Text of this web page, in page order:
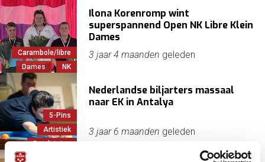
Carambole/libre
Dames
NK
Ilona Korenromp wint
superspannend Open NK Libre Klein
Dames
3 jaar 4 maanden geleden
5-Pins
Artistiek
Bandstoten
Nederlandse biljarters massaal
naar EK in Antalya
3 jaar 6 maanden geleden